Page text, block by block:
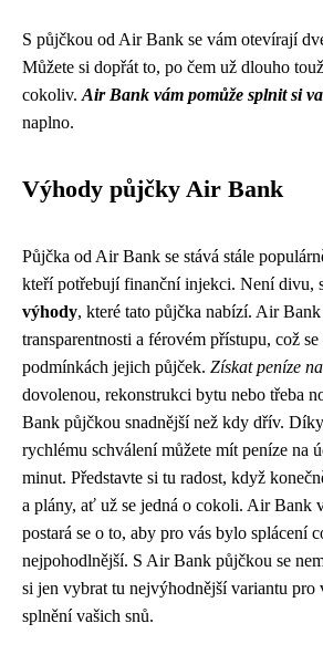
S půjčkou od Air Bank se vám otevírají
Můžete si dopřát to, po čem už dlouho
cokoliv. Air Bank vám pomůže splnit si
naplno.
Výhody půjčky Air Bank
Půjčka od Air Bank se stává stále
kteří potřebují finanční injekci. Není divu,
výhody, které tato půjčka nabízí. Air Bank
transparentnosti a férovém přístupu, což
podmínkách jejich půjček. Získat peníze
dovolenou, rekonstrukci bytu nebo třeba
Bank půjčkou snadnější než kdy dřív.
rychlému schválení můžete mít peníze na
minut. Představte si tu radost, když
a plány, ať už se jedná o cokoli. Air Bank
postará se o to, aby pro vás bylo splácení
nejpohodlnější. S Air Bank půjčkou se
si jen vybrat tu nejvýhodnější variantu pro
splnění vašich snů.